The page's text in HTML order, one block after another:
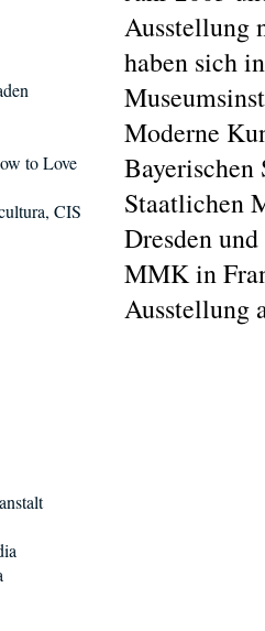
Ausstellung
haben sich
Moderne
Bayerischen
Staatlichen
Dresden
MMK in
Ausstellung
to Love
CIS